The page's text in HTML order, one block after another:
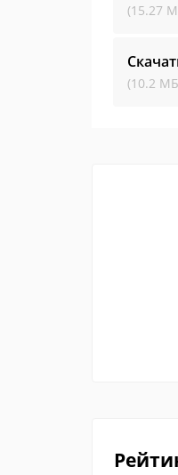
(15.27
(10.2